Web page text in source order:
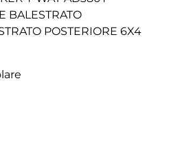
BALESTRATO
POSTERIORE 6X4